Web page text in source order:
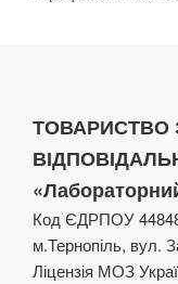
Код ЄДРПОУ
м.Тернопіль, вул.
Ліцензія МОЗ